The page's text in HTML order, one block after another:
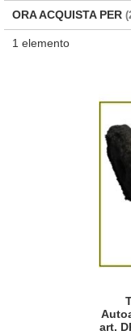
1 elemento
art.
ORA ACQUISTA PER